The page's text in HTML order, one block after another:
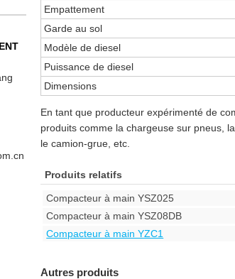
Empattement
Garde au sol
Modèle de diesel
Puissance de diesel
Dimensions
En tant que producteur expérimenté de
produits comme la chargeuse sur pneus,
le camion-grue, etc.
Produits relatifs
Compacteur à main YSZ025
Compacteur à main YSZ08DB
Compacteur à main YZC1
Autres produits